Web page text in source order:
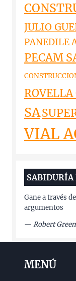
JULIO
PANEDILE
PECAM
ROVELLA
SA
VIAL
SABIDURÍA
Gane a través
argumentos
— Robert
MENÚ